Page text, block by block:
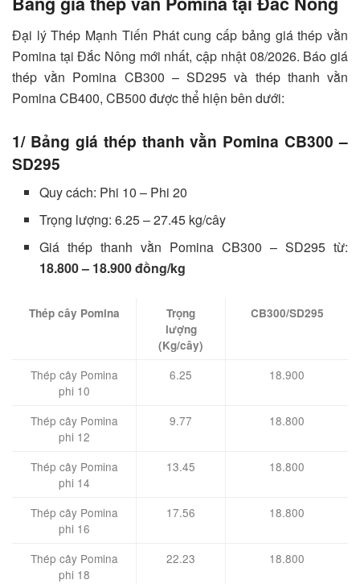
Đại lý Thép Mạnh Tiến Phát cung cấp bảng giá thép vằn
Pomina tại Đắc Nông mới nhất, cập nhật 08/2026. Báo giá
thép vằn Pomina CB300 – SD295 và thép thanh vằn
Pomina CB400, CB500 được thể hiện bên dưới:
1/ Bảng giá thép thanh vằn Pomina CB300 –
SD295
Quy cách: Phi 10 – Phi 20
Trọng lượng: 6.25 – 27.45 kg/cây
Giá thép thanh vằn Pomina CB300 – SD295 từ:
18.800 – 18.900 đồng/kg
Thép cây Pomina
Trọng
lượng
(Kg/cây)
CB300/SD295
Thép cây Pomina
phi 10
6.25 18.900
Thép cây Pomina
phi 12
9.77 18.800
Thép cây Pomina
phi 14
13.45 18.800
Thép cây Pomina
phi 16
17.56 18.800
Thép cây Pomina
phi 18
22.23 18.800